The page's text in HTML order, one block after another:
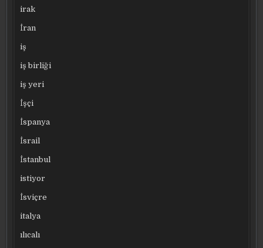
irak
İran
iş
iş birliği
iş yeri
İşçi
İspanya
İsrail
İstanbul
istiyor
İsviçre
italya
ılıcalı